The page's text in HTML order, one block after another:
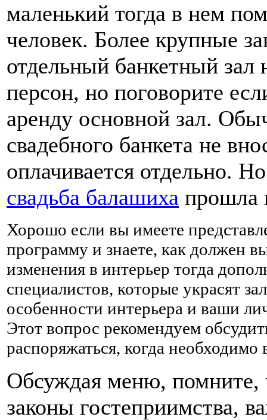
маленький тогда в нем
человек. Более крупные
отдельный банкетный зал
персон, но поговорите
аренду основной зал.
свадебного банкета не
оплачивается отдельно.
свадьба балашиха прошла
Хорошо если вы имеете
программу и знаете, как должен
изменения в интерьер тогда
специалистов, которые украсят
особенности интерьера и ваши
Этот вопрос рекомендуем
распоряжаться, когда необходимо
Обсуждая меню, помните,
законы гостеприимства,